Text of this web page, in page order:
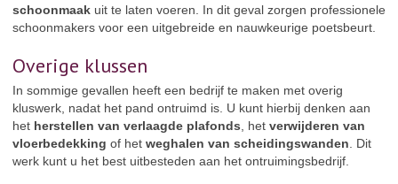
schoonmaak uit te laten voeren. In dit geval zorgen professionele
schoonmakers voor een uitgebreide en nauwkeurige poetsbeurt.
Overige klussen
In sommige gevallen heeft een bedrijf te maken met overig
kluswerk, nadat het pand ontruimd is. U kunt hierbij denken aan
het herstellen van verlaagde plafonds , het verwijderen van
vloerbedekking of het weghalen van scheidingswanden . Dit
werk kunt u het best uitbesteden aan het ontruimingsbedrijf.